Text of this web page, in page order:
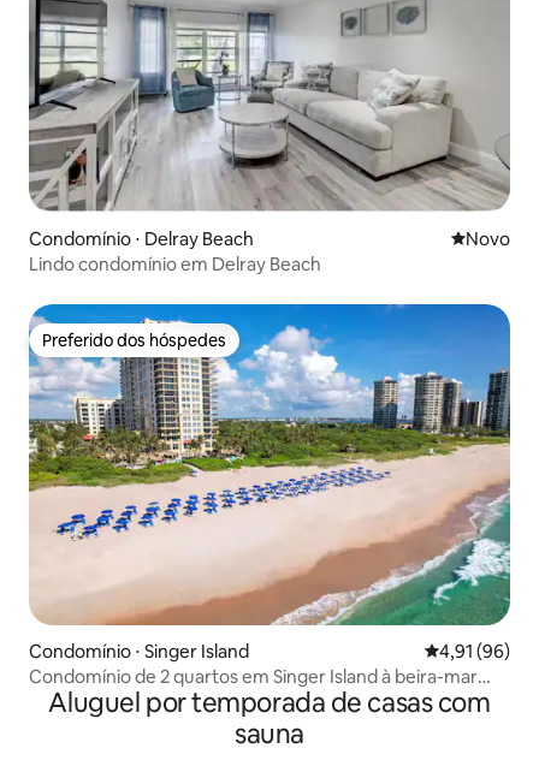
Condomínio ⋅ Delray Beach Novo
Novo
Lindo condomínio em Delray Beach
Preferido dos hóspedes
Preferido dos hóspedes
Condomínio ⋅ Singer Island 4,91 de uma
4,91 (96)
Condomínio de 2 quartos em Singer Island à beira-mar
com toboágua
Aluguel por temporada de casas com
sauna